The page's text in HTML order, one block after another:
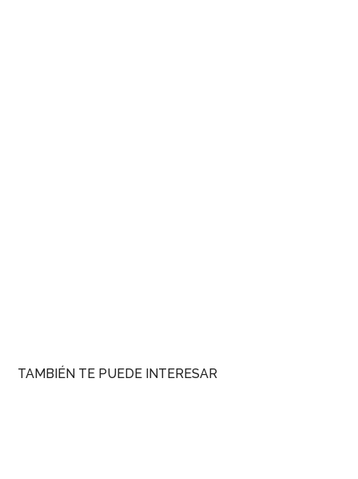
TAMBIÉN TE PUEDE INTERESAR